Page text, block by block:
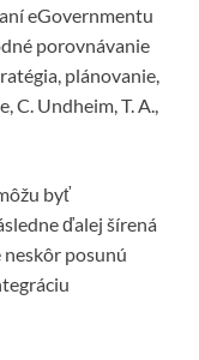
eGovernmentu
porovnávanie
plánovanie,
C. Undheim, T. A.,
byť
ďalej šírená
posunú